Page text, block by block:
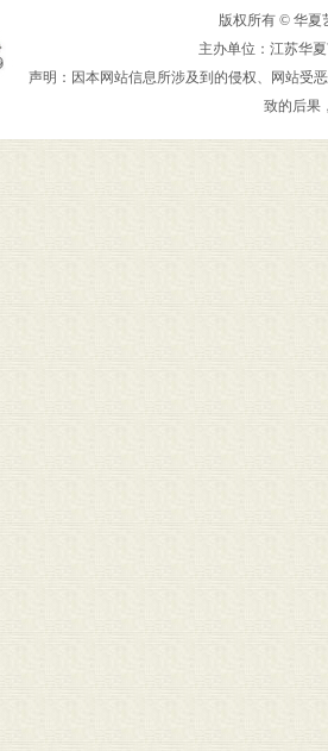
版权所有 © 华夏
主办单位：江苏华
声明：因本网站信息所涉及到的侵权、网站受
致的后果